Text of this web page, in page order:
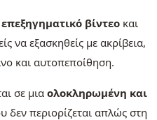
επεξηγηματικό βίντεο και
να εξασκηθείς με ακρίβεια,
και αυτοπεποίθηση.
σε μια ολοκληρωμένη και
δεν περιορίζεται απλώς στη